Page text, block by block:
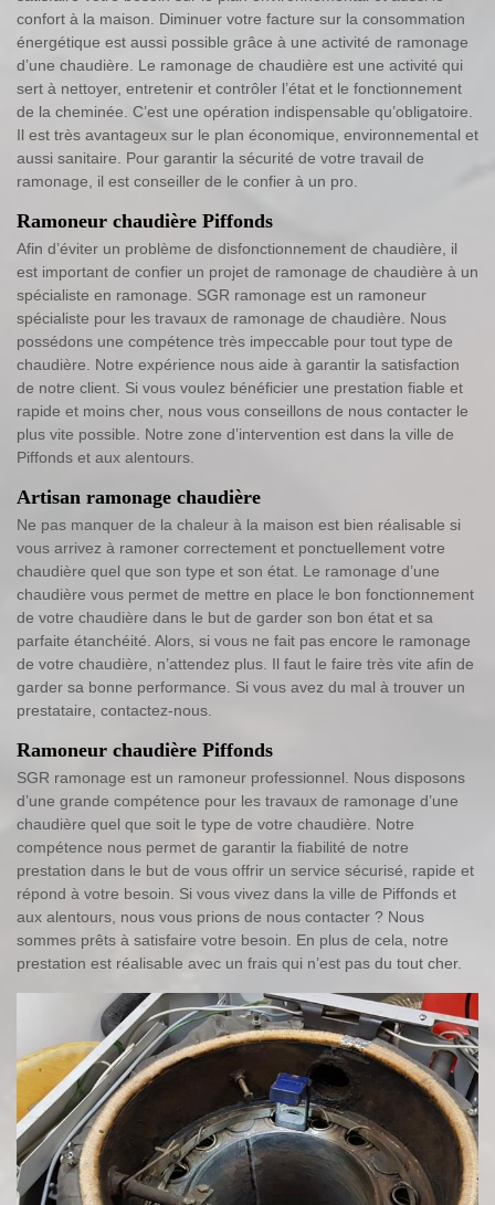
confort à la maison. Diminuer votre facture sur la consommation
énergétique est aussi possible grâce à une activité de ramonage
d’une chaudière. Le ramonage de chaudière est une activité qui
sert à nettoyer, entretenir et contrôler l’état et le fonctionnement
de la cheminée. C’est une opération indispensable qu’obligatoire.
Il est très avantageux sur le plan économique, environnemental et
aussi sanitaire. Pour garantir la sécurité de votre travail de
ramonage, il est conseiller de le confier à un pro.
Ramoneur chaudière Piffonds
Afin d’éviter un problème de disfonctionnement de chaudière, il
est important de confier un projet de ramonage de chaudière à un
spécialiste en ramonage. SGR ramonage est un ramoneur
spécialiste pour les travaux de ramonage de chaudière. Nous
possédons une compétence très impeccable pour tout type de
chaudière. Notre expérience nous aide à garantir la satisfaction
de notre client. Si vous voulez bénéficier une prestation fiable et
rapide et moins cher, nous vous conseillons de nous contacter le
plus vite possible. Notre zone d’intervention est dans la ville de
Piffonds et aux alentours.
Artisan ramonage chaudière
Ne pas manquer de la chaleur à la maison est bien réalisable si
vous arrivez à ramoner correctement et ponctuellement votre
chaudière quel que son type et son état. Le ramonage d’une
chaudière vous permet de mettre en place le bon fonctionnement
de votre chaudière dans le but de garder son bon état et sa
parfaite étanchéité. Alors, si vous ne fait pas encore le ramonage
de votre chaudière, n’attendez plus. Il faut le faire très vite afin de
garder sa bonne performance. Si vous avez du mal à trouver un
prestataire, contactez-nous.
Ramoneur chaudière Piffonds
SGR ramonage est un ramoneur professionnel. Nous disposons
d’une grande compétence pour les travaux de ramonage d’une
chaudière quel que soit le type de votre chaudière. Notre
compétence nous permet de garantir la fiabilité de notre
prestation dans le but de vous offrir un service sécurisé, rapide et
répond à votre besoin. Si vous vivez dans la ville de Piffonds et
aux alentours, nous vous prions de nous contacter ? Nous
sommes prêts à satisfaire votre besoin. En plus de cela, notre
prestation est réalisable avec un frais qui n’est pas du tout cher.